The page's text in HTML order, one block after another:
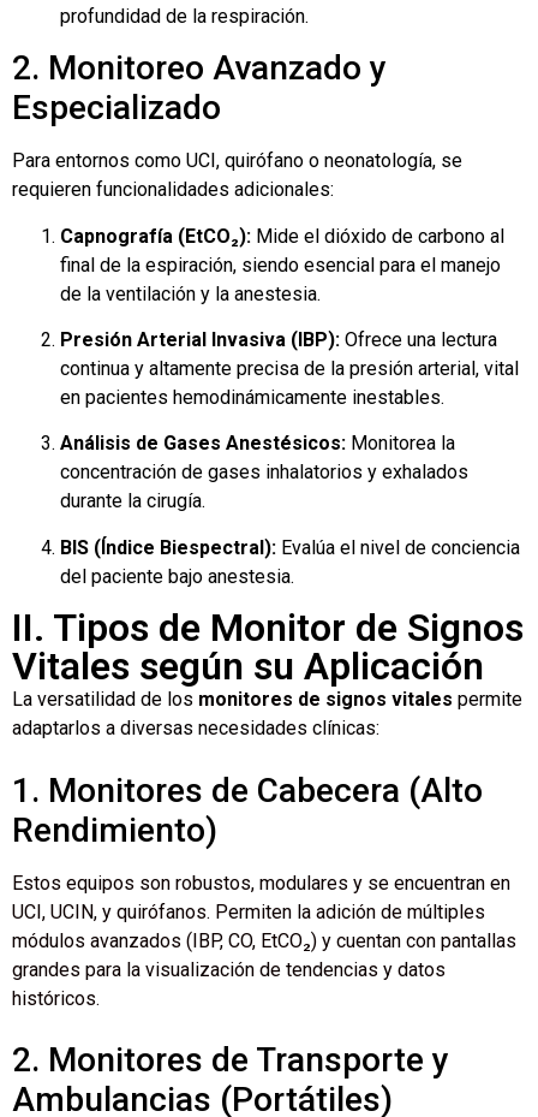
profundidad de la respiración.
2. Monitoreo Avanzado y
Especializado
Para entornos como UCI, quirófano o neonatología, se
requieren funcionalidades adicionales:
Capnografía (EtCO₂): Mide el dióxido de carbono al
final de la espiración, siendo esencial para el manejo
de la ventilación y la anestesia.
Presión Arterial Invasiva (IBP): Ofrece una lectura
continua y altamente precisa de la presión arterial, vital
en pacientes hemodinámicamente inestables.
Análisis de Gases Anestésicos: Monitorea la
concentración de gases inhalatorios y exhalados
durante la cirugía.
BIS (Índice Biespectral): Evalúa el nivel de conciencia
del paciente bajo anestesia.
II. Tipos de Monitor de Signos
Vitales según su Aplicación
La versatilidad de los monitores de signos vitales permite
adaptarlos a diversas necesidades clínicas:
1. Monitores de Cabecera (Alto
Rendimiento)
Estos equipos son robustos, modulares y se encuentran en
UCI, UCIN, y quirófanos. Permiten la adición de múltiples
módulos avanzados (IBP, CO, EtCO₂) y cuentan con pantallas
grandes para la visualización de tendencias y datos
históricos.
2. Monitores de Transporte y
Ambulancias (Portátiles)